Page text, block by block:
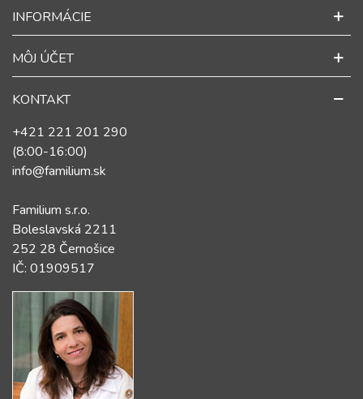
INFORMÁCIE
MÔJ ÚČET
KONTAKT
+421 221 201 290
(8:00-16:00)
info@familium.sk
Familium s.r.o.
Boleslavská 2211
252 28 Černošice
IČ: 01909517